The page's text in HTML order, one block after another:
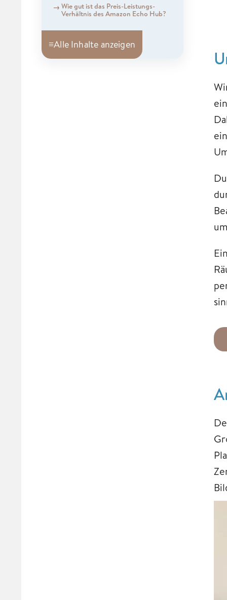
Wie gut ist das Preis-Leistungs-
Verhältnis des Amazon Echo Hub?
≡Alle Inhalte anzeigen